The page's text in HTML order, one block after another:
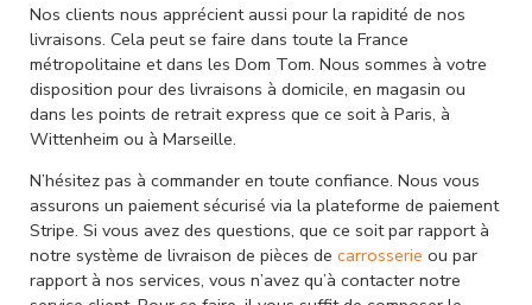
Nos clients nous apprécient aussi pour la rapidité de nos
livraisons. Cela peut se faire dans toute la France
métropolitaine et dans les Dom Tom. Nous sommes à votre
disposition pour des livraisons à domicile, en magasin ou
dans les points de retrait express que ce soit à Paris, à
Wittenheim ou à Marseille.
N’hésitez pas à commander en toute confiance. Nous vous
assurons un paiement sécurisé via la plateforme de paiement
Stripe. Si vous avez des questions, que ce soit par rapport à
notre système de livraison de pièces de carrosserie ou par
rapport à nos services, vous n’avez qu’à contacter notre